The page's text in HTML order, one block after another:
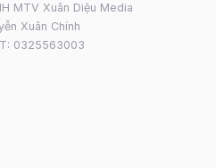
MTV Xuân Diệu Media
Xuân Chính
0325563003